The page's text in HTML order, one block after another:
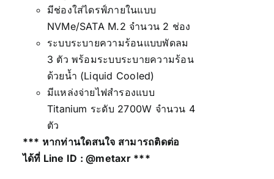
มีช่องใส่ไดรฟ์ภายในแบบ
NVMe/SATA M.2 จำนวน 2 ช่อง
ระบบระบายความร้อนแบบพัดลม
3 ตัว พร้อมระบบระบายความร้อน
ด้วยน้ำ (Liquid Cooled)
มีแหล่งจ่ายไฟสำรองแบบ
Titanium ระดับ 2700W จำนวน 4
ตัว
*** หากท่านใดสนใจ สามารถติดต่อ
ได้ที่ Line ID :@metaxr***